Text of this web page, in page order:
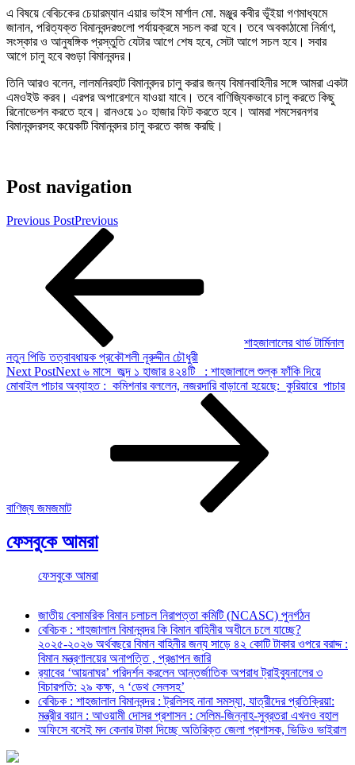
এ বিষয়ে বেবিচকের চেয়ারম্যান এয়ার ভাইস মার্শাল মো. মঞ্জুর কবীর ভূঁইয়া গণমাধ্যমে
জানান, পরিত্যক্ত বিমানবন্দরগুলো পর্যায়ক্রমে সচল করা হবে। তবে অবকাঠামো নির্মাণ,
সংস্কার ও আনুষঙ্গিক প্রস্তুতি যেটার আগে শেষ হবে, সেটা আগে সচল হবে। সবার
আগে চালু হবে বগুড়া বিমানবন্দর।
তিনি আরও বলেন, লালমনিরহাট বিমানবন্দর চালু করার জন্য বিমানবাহিনীর সঙ্গে আমরা একটা
এমওইউ করব। এরপর অপারেশনে যাওয়া যাবে। তবে বাণিজ্যিকভাবে চালু করতে কিছু
রিনোভেশন করতে হবে। রানওয়ে ১০ হাজার ফিট করতে হবে। আমরা শমসেরনগর
বিমানবন্দরসহ কয়েকটি বিমানবন্দর চালু করতে কাজ করছি।
Post navigation
Previous PostPrevious
শাহজালালের থার্ড টার্মিনাল
নতুন পিডি তত্বাবধায়ক প্রকৌশলী নূরুদ্দীন চৌধুরী
Next PostNext ৬ মাসে জব্দ ১ হাজার ৪২৪টি : শাহজালালে শুল্ক ফাঁকি দিয়ে
মোবাইল পাচার অব্যাহত : কমিশনার বললেন, নজরদারি বাড়ানো হয়েছে: কুরিয়ারে পাচার
বাণিজ্য জমজমাট
ফেসবুকে আমরা
ফেসবুকে আমরা
জাতীয় বেসামরিক বিমান চলাচল নিরাপত্তা কমিটি (NCASC) পুনর্গঠন
বেবিচক : শাহজালাল বিমানবন্দর কি বিমান বাহিনীর অধীনে চলে যাচ্ছে?
২০২৫-২০২৬ অর্থবছরে বিমান বাহিনীর জন্য সাড়ে ৪২ কোটি টাকার ওপরে বরাদ্দ :
বিমান মন্ত্রণালয়ের অনাপত্তি , প্রঙাপন জারি
র‍্যাবের ‘আয়নাঘর’ পরিদর্শন করলেন আন্তর্জাতিক অপরাধ ট্রাইব্যুনালের ৩
বিচারপতি: ২৯ কক্ষ, ৭ ‘ডেথ সেলসহ’
বেবিচক : শাহজালাল বিমানবন্দর : ট্রলিসহ নানা সমস্যা, যাত্রীদের প্রতিক্রিয়া:
মন্ত্রীর বয়ান : আওয়ামী দোসর প্রশাসন : সেলিম-জিন্নাহ-সুব্রতরা এখনও বহাল
অফিসে বসেই মদ কেনার টাকা দিচ্ছে অতিরিক্ত জেলা প্রশাসক, ভিডিও ভাইরাল